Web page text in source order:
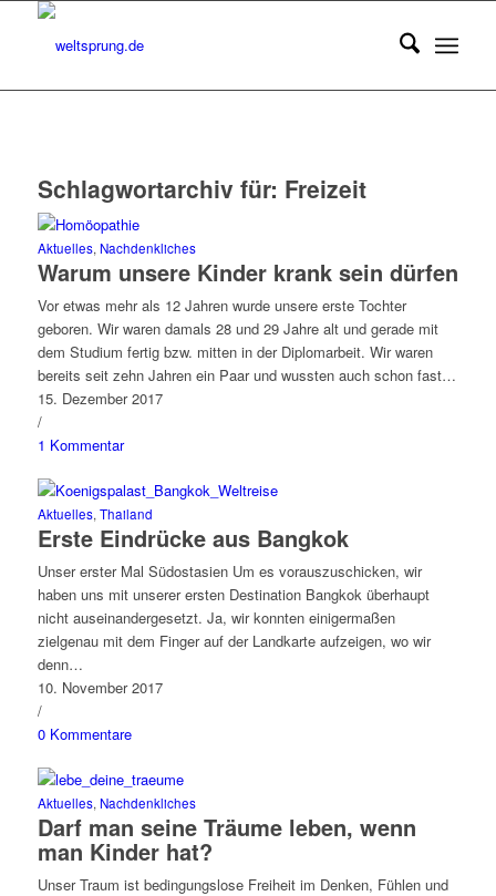
Schlagwortarchiv für: Freizeit
Aktuelles, Nachdenkliches
Warum unsere Kinder krank sein dürfen
Vor etwas mehr als 12 Jahren wurde unsere erste Tochter
geboren. Wir waren damals 28 und 29 Jahre alt und gerade mit
dem Studium fertig bzw. mitten in der Diplomarbeit. Wir waren
bereits seit zehn Jahren ein Paar und wussten auch schon fast…
15. Dezember 2017
/
1 Kommentar
Aktuelles, Thailand
Erste Eindrücke aus Bangkok
Unser erster Mal Südostasien Um es vorauszuschicken, wir
haben uns mit unserer ersten Destination Bangkok überhaupt
nicht auseinandergesetzt. Ja, wir konnten einigermaßen
zielgenau mit dem Finger auf der Landkarte aufzeigen, wo wir
denn…
10. November 2017
/
0 Kommentare
Aktuelles, Nachdenkliches
Darf man seine Träume leben, wenn
man Kinder hat?
Unser Traum ist bedingungslose Freiheit im Denken, Fühlen und